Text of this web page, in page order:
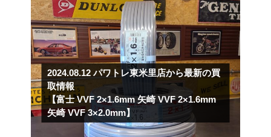
2024.08.12パワトレ東米里店から最新の買
取情報
【富士 VVF 2×1.6mm 矢崎 VVF 2×1.6mm
矢崎 VVF 3×2.0mm】